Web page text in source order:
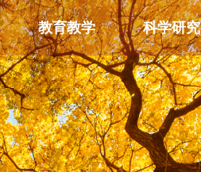
教育教学 科学研究